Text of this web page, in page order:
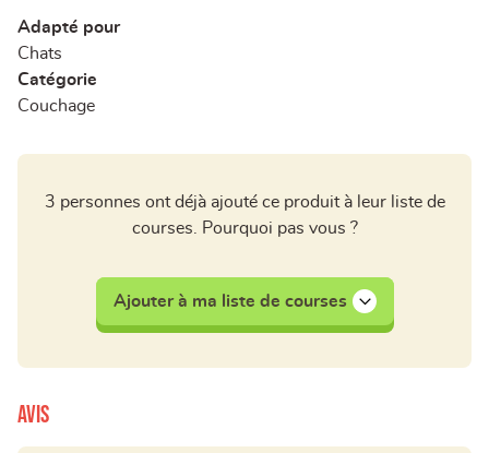
Adapté pour
Chats
Catégorie
Couchage
3 personnes ont déjà ajouté ce produit à leur liste de
courses. Pourquoi pas vous ?
Ajouter à ma liste de courses
Avis